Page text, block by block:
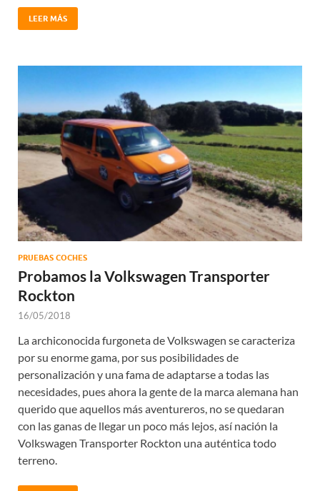
LEER MÁS
PRUEBAS COCHES
Probamos la Volkswagen Transporter
Rockton
16/05/2018
La archiconocida furgoneta de Volkswagen se caracteriza
por su enorme gama, por sus posibilidades de
personalización y una fama de adaptarse a todas las
necesidades, pues ahora la gente de la marca alemana han
querido que aquellos más aventureros, no se quedaran
con las ganas de llegar un poco más lejos, así nación la
Volkswagen Transporter Rockton una auténtica todo
terreno.